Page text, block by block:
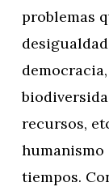
problemas
recursos,
humanismo
tiempos.